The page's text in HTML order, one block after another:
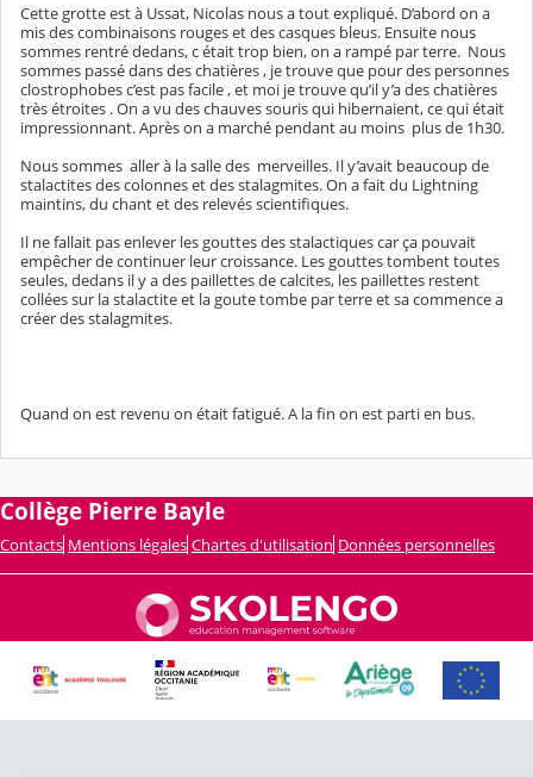
Cette grotte est à Ussat, Nicolas nous a tout expliqué. D’abord on a
mis des combinaisons rouges et des casques bleus. Ensuite nous
sommes rentré dedans, c était trop bien, on a rampé par terre. Nous
sommes passé dans des chatières , je trouve que pour des personnes
clostrophobes c’est pas facile , et moi je trouve qu’il y’a des chatières
très étroites . On a vu des chauves souris qui hibernaient, ce qui était
impressionnant. Après on a marché pendant au moins plus de 1h30.
Nous sommes aller à la salle des merveilles. Il y’avait beaucoup de
stalactites des colonnes et des stalagmites. On a fait du Lightning
maintins, du chant et des relevés scientifiques.
Il ne fallait pas enlever les gouttes des stalactiques car ça pouvait
empêcher de continuer leur croissance. Les gouttes tombent toutes
seules, dedans il y a des paillettes de calcites, les paillettes restent
collées sur la stalactite et la goute tombe par terre et sa commence a
créer des stalagmites.
Quand on est revenu on était fatigué. A la fin on est parti en bus.
Collège Pierre Bayle
Contacts Mentions légales Chartes d'utilisation Données personnelles